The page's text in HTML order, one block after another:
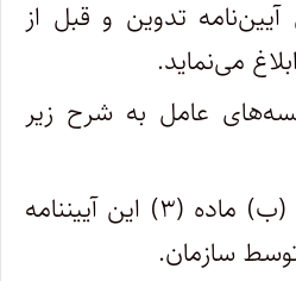
تدوین و قبل از
می‌نماید.
عامل به شرح زیر
الف- تأمین منابع بند (ب) ماده (۳) این آییننامه
سازمان.